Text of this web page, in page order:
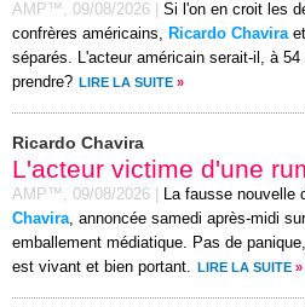
AMP™, 09/08/2026
Si l'on en croit les
confrères américains, Ricardo Chaviraet
séparés. L'acteur américain serait-il, à
prendre? LIRE LA SUITE »
Ricardo Chavira
L'acteur victime d'une
AMP™, 09/08/2026 La fausse nouvelle
Chavira, annoncée samedi après-midi
emballement médiatique. Pas de
est vivant et bien portant.
LIRE LA SUITE »